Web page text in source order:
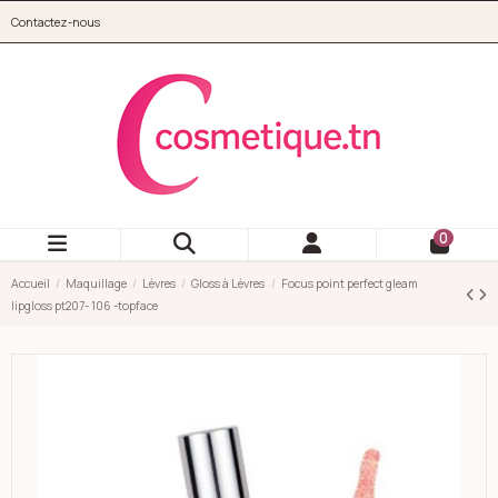
Contactez-nous
0
Accueil Maquillage Lèvres Gloss à Lèvres
Focus point perfect gleam
lipgloss pt207- 106 -topface